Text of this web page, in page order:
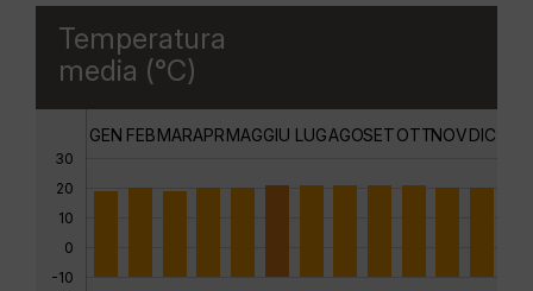
Temperatura
media (°C)
30
20
10
0
-10
GEN FEBMARAPRMAGGIU LUGAGOSETOTTNOVDIC